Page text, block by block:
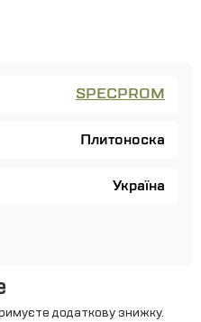
SPECPROM
Плитоноска
Україна
додаткову знижку.